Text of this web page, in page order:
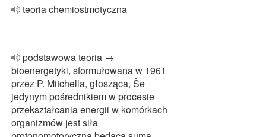
teoria chemiostmotyczna
podstawowa teoria →
bioenergetyki, sformułowana w 1961
przez P. Mitchella, głosząca, Ŝe
jedynym pośrednikiem w procesie
przekształcania energii w komórkach
organizmów jest siła